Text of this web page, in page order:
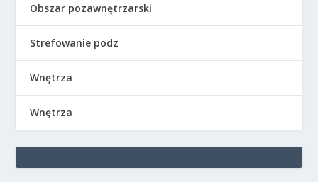
Obszar pozawnętrzarski
Strefowanie podz
Wnętrza
Wnętrza